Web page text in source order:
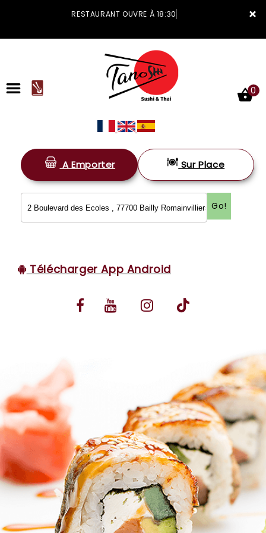
×
RESTAURANT OUVRE À 18:30
ACCUEIL
LA CARTE
VOS AVIS
MENTIONS LÉGALES
0
A Emporter Sur Place
Go!
Télécharger App Android